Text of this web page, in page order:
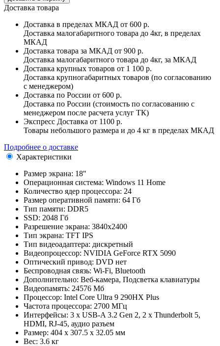
Доставка товара
Доставка в пределах МКАД от 600 р.
Доставка малогабаритного товара до 4кг, в пределах
МКАД
Доставка товара за МКАД от 900 р.
Доставка малогабаритного товара до 4кг, за МКАД
Доставка крупных товаров от 1 100 р.
Доставка крупногабаритных товаров (по согласованию
с менеджером)
Доставка по России от 600 р.
Доставка по России (стоимость по согласованию с
менеджером после расчета услуг ТК)
Экспресс Доставка от 1100 р.
Товары небольшого размера и до 4 кг в пределах МКАД
Подробнее о доставке
Характеристики
Размер экрана: 18"
Операционная система: Windows 11 Home
Количество ядер процессора: 24
Размер оперативной памяти: 64 Гб
Тип памяти: DDR5
SSD: 2048 Гб
Разрешение экрана: 3840x2400
Тип экрана: TFT IPS
Тип видеоадаптера: дискретный
Видеопроцессор: NVIDIA GeForce RTX 5090
Оптический привод: DVD нет
Беспроводная связь: Wi-Fi, Bluetooth
Дополнительно: Веб-камера, Подсветка клавиатуры
Видеопамять: 24576 Мб
Процессор: Intel Core Ultra 9 290HX Plus
Частота процессора: 2700 МГц
Интерфейсы: 3 x USB-A 3.2 Gen 2, 2 x Thunderbolt 5,
HDMI, RJ-45, аудио разъем
Размер: 404 x 307.5 x 32.05 мм
Вес: 3.6 кг